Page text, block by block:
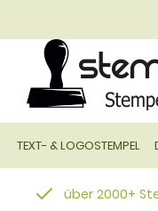
TEXT- & LOGOSTEMPEL
über 2000+